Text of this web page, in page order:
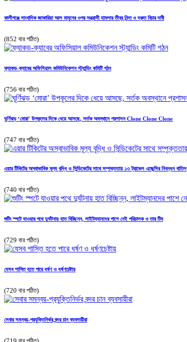
কালীগঞ্জে সাংবাদিক জাকারিয়া আল মামুনের ওপর সন্ত্রাসী হামলার তীব্র নিন্দা ও দ্রুত বিচার দাবী
(852 বার পঠিত)
ফ্যাকড-ক্যাবের অফিসিয়াল কমিউনিকেশন স্ট্যান্ডিং কমিটি গঠন
(756 বার পঠিত)
ঘূর্ণিঝড় ‘মোরা’ উপকূলের দিকে ধেয়ে আসছে, সর্তক অবস্থানে প্রশাসন Clone Clone Clone
(747 বার পঠিত)
এয়ার টিকিটের অস্বাভাবিক মূল্য বৃদ্ধি ও সিন্ডিকেটের সাথে সম্পৃক্ততায় ১৩ ট্রাভেল এজেন্সির নিবন্ধন বাতিল
(740 বার পঠিত)
শুটিং স্পটে যাওয়ার পথে দুর্ঘটনায় হাত বিচ্ছিন্ন, লাইটম্যানদের পাশে নেই পরিচালক ও তার টিম
(729 বার পঠিত)
যেসব শাস্তি হতে পারে ধর্ষণ ও ধর্ষণচেষ্টায়
(720 বার পঠিত)
সেবার সমন্বয়-প্রযুক্তিনির্ভর বন্দর চান ব্যবসায়ীরা